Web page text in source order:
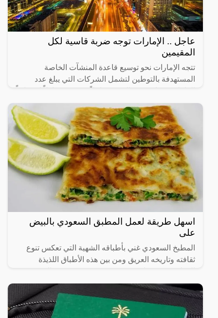
عاجل .. الإمارات توجه ضربة قاسية لكل
المقيمين
تتجه الإمارات نحو توسيع قاعدة المنشآت الخاصة
المستهدفة بالتوطين لتشمل الشركات التي يبلغ عدد
رئيساً تم
اسهل طريقة لعمل المطبق السعودي بالبيض
على
المطبخ السعودي غني بأطباقه الشهية التي تعكس تنوع
ثقافته وتاريخه العريق ومن بين هذه الأطباق اللذيذة
واللحم المفروم